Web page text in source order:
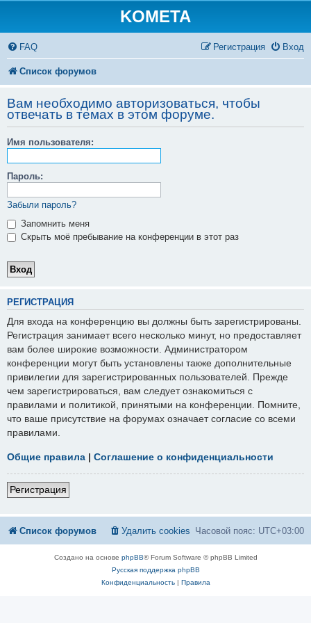
KOMETA
FAQ Вход
Регистрация
Список форумов
Вам необходимо авторизоваться, чтобы
отвечать в темах в этом форуме.
Имя пользователя:
Пароль:
Забыли пароль?
Запомнить меня
Скрыть моё пребывание на конференции в этот раз
РЕГИСТРАЦИЯ
Для входа на конференцию вы должны быть зарегистрированы.
Регистрация занимает всего несколько минут, но предоставляет
вам более широкие возможности. Администратором
конференции могут быть установлены также дополнительные
привилегии для зарегистрированных пользователей. Прежде
чем зарегистрироваться, вам следует ознакомиться с
правилами и политикой, принятыми на конференции. Помните,
что ваше присутствие на форумах означает согласие со всеми
правилами.
Общие правила | Соглашение о конфиденциальности
Регистрация
Список форумов Часовой пояс: UTC+03:00
Удалить cookies
Создано на основе phpBB® Forum Software © phpBB Limited
Русская поддержка phpBB
Конфиденциальность| Правила